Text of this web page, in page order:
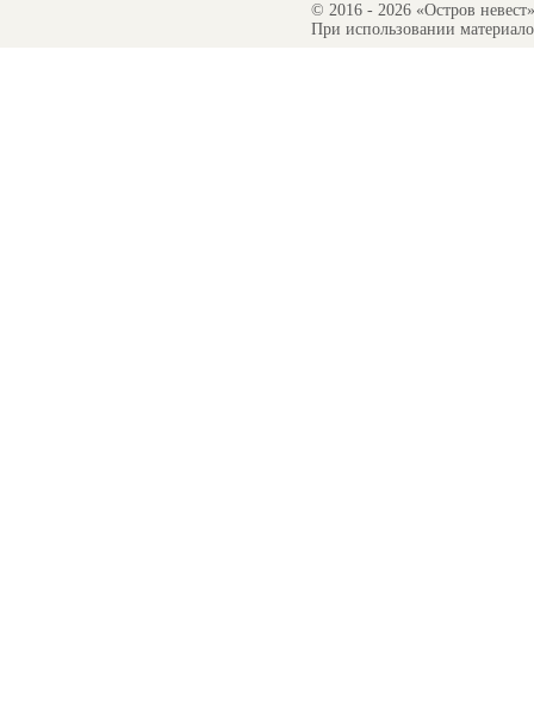
© 2016 - 2026 «Остров
При использовании